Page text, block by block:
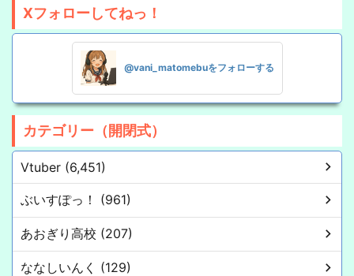
Xフォローしてねっ！
@vani_matomebuをフォローする
カテゴリー（開閉式）
Vtuber (6,451)
ぶいすぽっ！ (961)
あおぎり高校 (207)
ななしいんく (129)